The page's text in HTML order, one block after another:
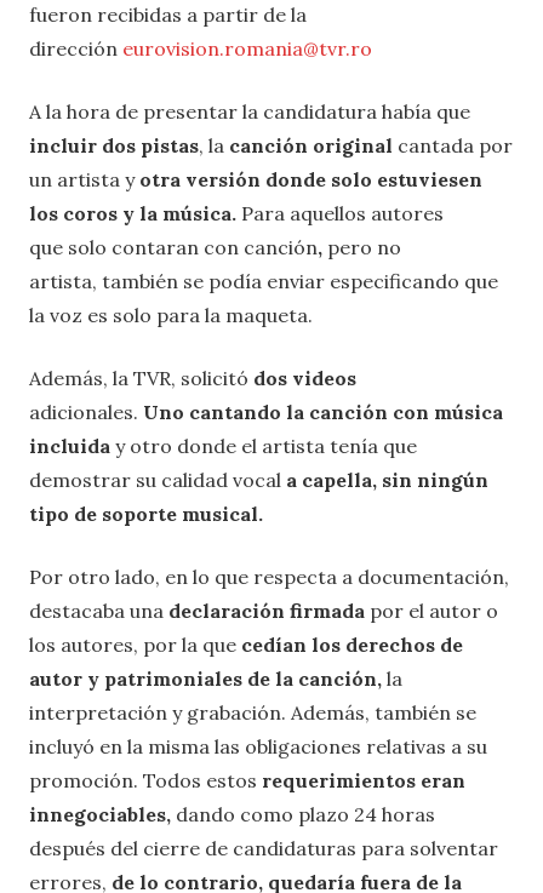
fueron recibidas a partir de la
dirección eurovision.romania@tvr.ro
A la hora de presentar la candidatura había que
incluir dos pistas, la canción original cantada por
un artista y otra versión donde solo estuviesen
los coros y la música. Para aquellos autores
que solo contaran con canción, pero no
artista, también se podía enviar especificando que
la voz es solo para la maqueta.
Además, la TVR, solicitó dos videos
adicionales. Uno cantando la canción con música
incluida y otro donde el artista tenía que
demostrar su calidad vocal a capella, sin ningún
tipo de soporte musical.
Por otro lado, en lo que respecta a documentación,
destacaba una declaración firmada por el autor o
los autores, por la que cedían los derechos de
autor y patrimoniales de la canción, la
interpretación y grabación. Además, también se
incluyó en la misma las obligaciones relativas a su
promoción. Todos estos requerimientos eran
innegociables, dando como plazo 24 horas
después del cierre de candidaturas para solventar
errores, de lo contrario, quedaría fuera de la